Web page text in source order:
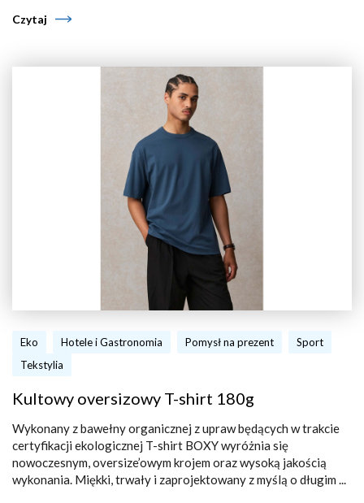
Czytaj
Eko Hotele i Gastronomia Pomysł na prezent
Sport
Tekstylia
Kultowy oversizowy T-shirt 180g
Wykonany z bawełny organicznej z upraw będących w trakcie
certyfikacji ekologicznej T-shirt BOXY wyróżnia się
nowoczesnym, oversize’owym krojem oraz wysoką jakością
wykonania. Miękki, trwały i zaprojektowany z myślą o długim ...